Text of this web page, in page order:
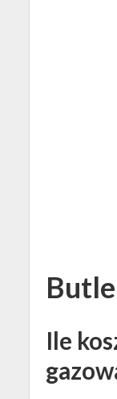
Ile